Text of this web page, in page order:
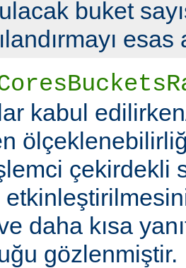
buket
esas
kabul
çekirdekli
daha kısa
gözlenmiştir.